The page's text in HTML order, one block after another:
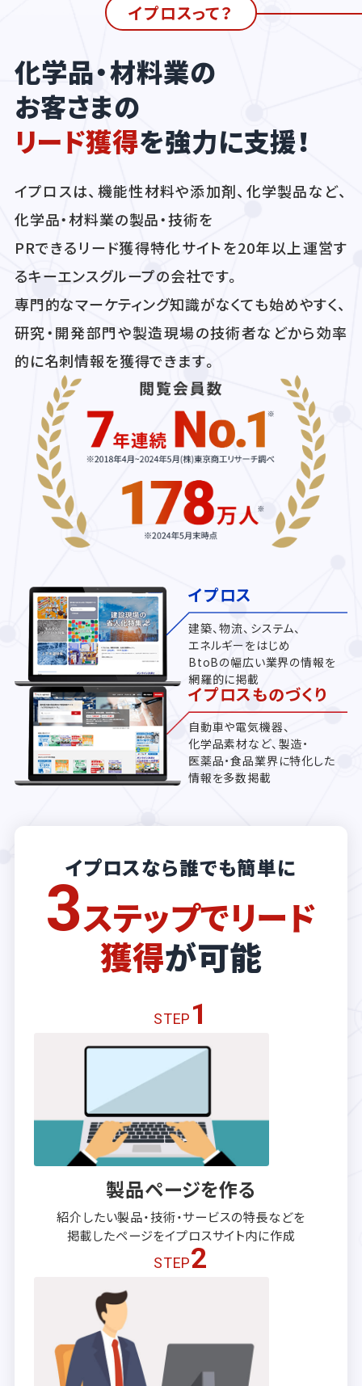
イプロスって？
化学品・材料業の
お客さまの
リード獲得を強力に支援！
イプロスは、機能性材料や添加剤、化学製品など、
化学品・材料業の製品・技術を
PRできるリード獲得特化サイトを20年以上運営す
るキーエンスグループの会社です。
専門的なマーケティング知識がなくても始めやすく、
研究・開発部門や製造現場の技術者などから効率
的に名刺情報を獲得できます。
イプロス
建築、物流、システム、
エネルギーをはじめ
BtoBの幅広い業界の情報を
網羅的に掲載
イプロスものづくり
自動車や電気機器、
化学品素材など、製造・
医薬品・食品業界に特化した
情報を多数掲載
イプロスなら誰でも簡単に
3ステップでリード
獲得が可能
STEP 1
製品ページを作る
紹介したい製品・技術・サービスの特長などを
掲載したページをイプロスサイト内に作成
STEP2